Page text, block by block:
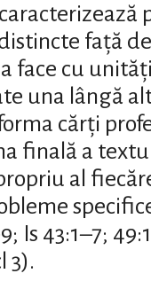
față
face cu
una lângă
cărți
finală a
al
Is 43:1–7;
3).